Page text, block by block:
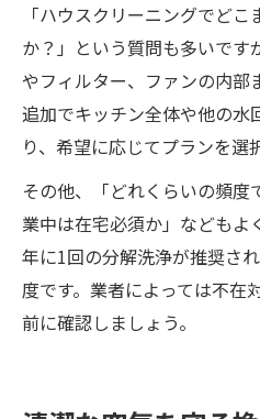
「ハウスクリーニングでど
か？」という質問も多いです
やフィルター、ファンの内部
追加でキッチン全体や他の水
り、希望に応じてプランを選
その他、「どれくらいの頻
業中は在宅必須か」などもよ
年に1回の分解洗浄が推奨さ
度です。業者によっては不在
前に確認しましょう。